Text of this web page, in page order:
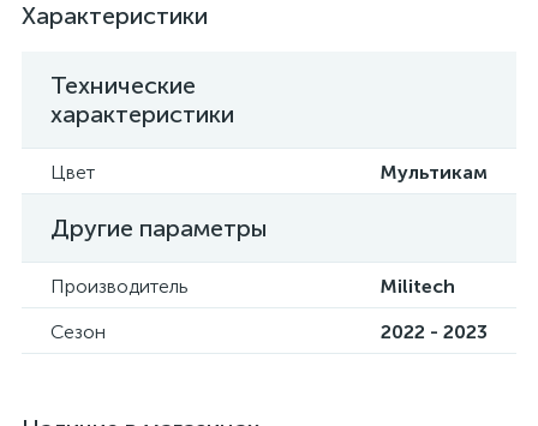
Характеристики
Технические
характеристики
Цвет Мультикам
Другие параметры
Производитель
Militech
Сезон
2022 - 2023